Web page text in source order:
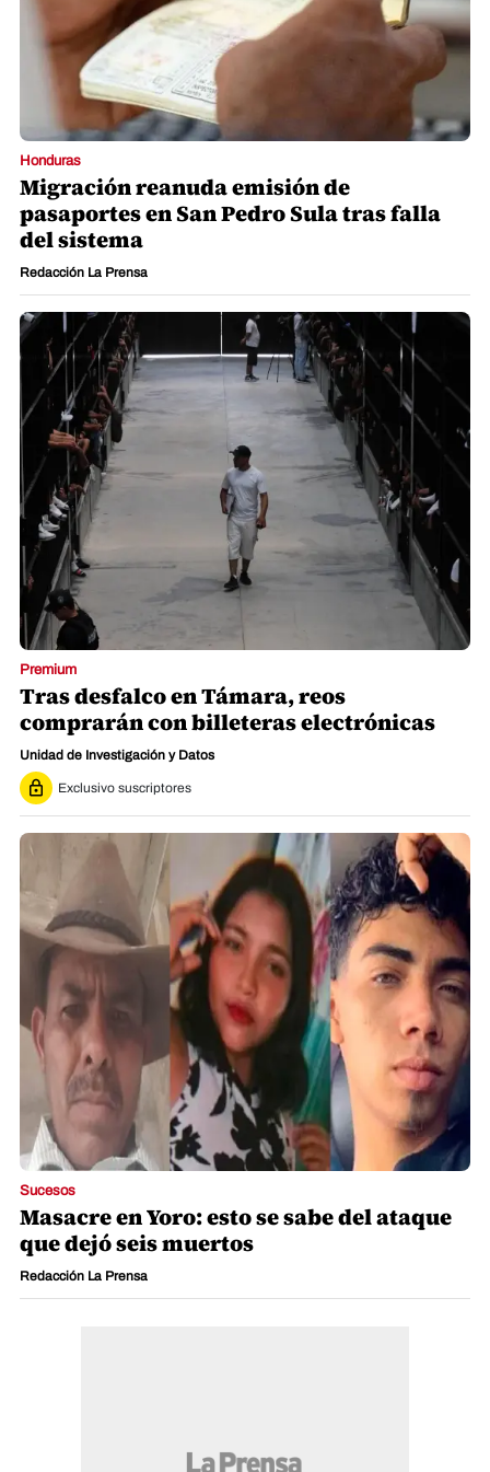
Honduras
Migración reanuda emisión de
pasaportes en San Pedro Sula tras falla
del sistema
Redacción La Prensa
Premium
Tras desfalco en Támara, reos
comprarán con billeteras electrónicas
Unidad de Investigación y Datos
Exclusivo suscriptores
Sucesos
Masacre en Yoro: esto se sabe del ataque
que dejó seis muertos
Redacción La Prensa